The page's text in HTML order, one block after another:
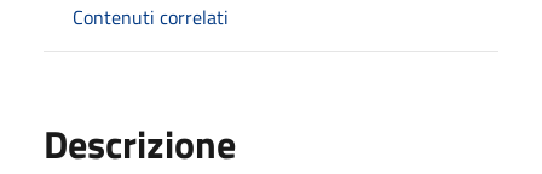
Contenuti correlati
Descrizione